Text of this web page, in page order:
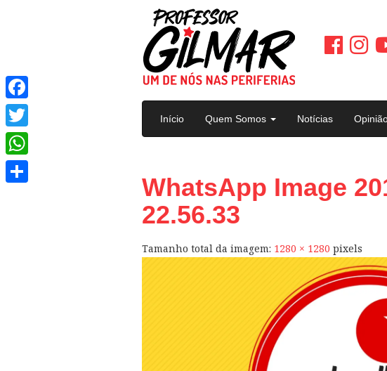
Pular para o conteúdo
Início Quem Somos Notícias
WhatsApp Image
22.56.33
Tamanho total da imagem: 1280 × 1280 pixels
Facebook
Twitter
WhatsApp